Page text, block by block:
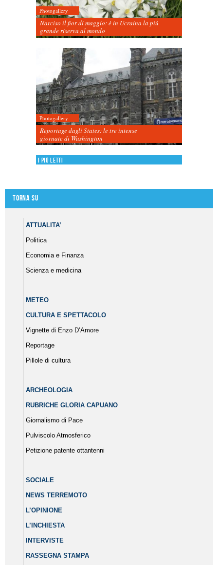
Photogallery
Narciso il fior di maggio: è in Ucraina la più
grande riserva al mondo
Photogallery
Reportage dagli States: le tre intense
giornate di Washington
I più letti
Torna su
ATTUALITA’
Politica
Economia e Finanza
Scienza e medicina
METEO
CULTURA E SPETTACOLO
Vignette di Enzo D’Amore
Reportage
Pillole di cultura
ARCHEOLOGIA
RUBRICHE GLORIA CAPUANO
Giornalismo di Pace
Pulviscolo Atmosferico
Petizione patente ottantenni
SOCIALE
NEWS TERREMOTO
L’OPINIONE
L’INCHIESTA
INTERVISTE
RASSEGNA STAMPA